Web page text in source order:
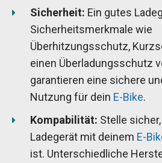
Sicherheit: Ein gutes
Sicherheitsmerkmale wie
Überhitzungsschutz,
einen Überladungsschutz
garantieren eine sichere
Nutzung für dein E-Bike.
Kompabilität: Stelle
Ladegerät mit deinem E-
ist. Unterschiedliche